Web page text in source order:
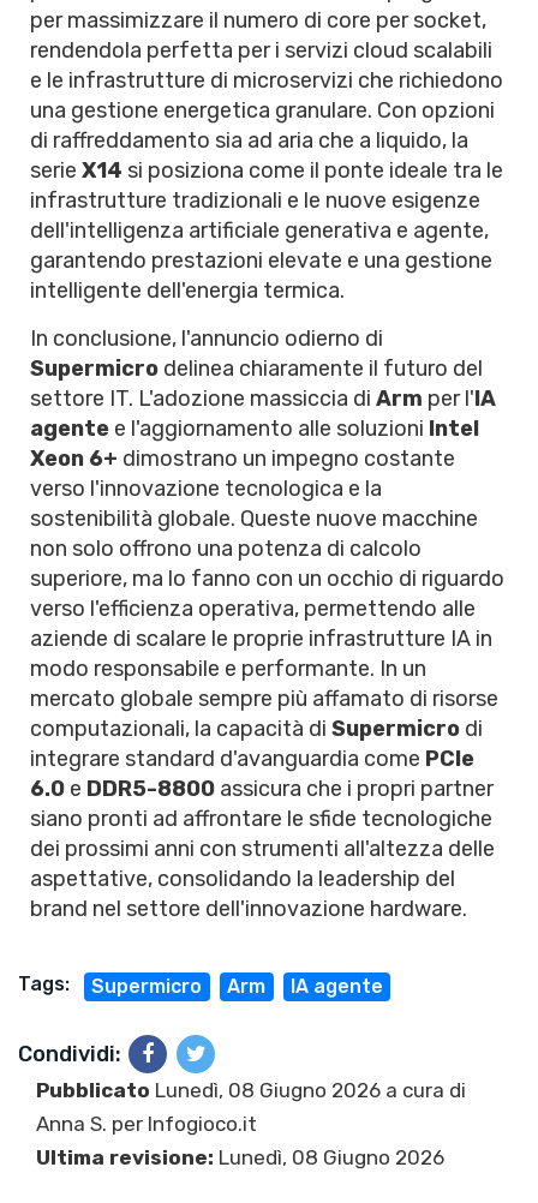
per massimizzare il numero di core per socket,
rendendola perfetta per i servizi cloud scalabili
e le infrastrutture di microservizi che richiedono
una gestione energetica granulare. Con opzioni
di raffreddamento sia ad aria che a liquido, la
serie X14 si posiziona come il ponte ideale tra le
infrastrutture tradizionali e le nuove esigenze
dell'intelligenza artificiale generativa e agente,
garantendo prestazioni elevate e una gestione
intelligente dell'energia termica.
In conclusione, l'annuncio odierno di
Supermicro delinea chiaramente il futuro del
settore IT. L'adozione massiccia di Arm per l'IA
agente e l'aggiornamento alle soluzioni Intel
Xeon 6+ dimostrano un impegno costante
verso l'innovazione tecnologica e la
sostenibilità globale. Queste nuove macchine
non solo offrono una potenza di calcolo
superiore, ma lo fanno con un occhio di riguardo
verso l'efficienza operativa, permettendo alle
aziende di scalare le proprie infrastrutture IA in
modo responsabile e performante. In un
mercato globale sempre più affamato di risorse
computazionali, la capacità di Supermicro di
integrare standard d'avanguardia come PCIe
6.0 e DDR5-8800 assicura che i propri partner
siano pronti ad affrontare le sfide tecnologiche
dei prossimi anni con strumenti all'altezza delle
aspettative, consolidando la leadership del
brand nel settore dell'innovazione hardware.
Tags: Supermicro Arm IA agente
Condividi:
Pubblicato Lunedì, 08 Giugno 2026 a cura di
Anna S. per Infogioco.it
Ultima revisione: Lunedì, 08 Giugno 2026